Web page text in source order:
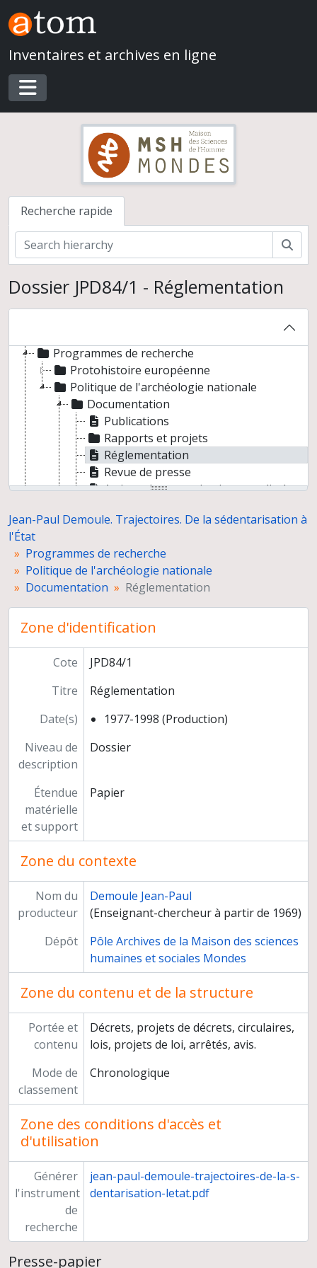
Skip to main content
Inventaires et archives en ligne
Toggle navigation
Recherche rapide
Dossier JPD84/1 - Réglementation
Jean-Paul Demoule. Trajectoires. De la sédentarisation à l'État
Programmes de recherche
Protohistoire européenne
Politique de l'archéologie nationale
Documentation
Publications
Rapports et projets
Réglementation
Revue de presse
Actions des organisations syndicales et professionnelles
Travaux d'étudiants
Inspection de l'INRAP
Notes de réflexion
Politique de la recherche
Colloques et séminaires
Correspondance
Jean-Paul Demoule. Trajectoires. De la sédentarisation à
l'État
Programmes de recherche
Politique de l'archéologie nationale
Documentation
Réglementation
Zone d'identification
Cote
JPD84/1
Titre
Réglementation
Date(s)
1977-1998 (Production)
Niveau de
description
Dossier
Étendue
matérielle
et support
Papier
Zone du contexte
Nom du
producteur
Demoule Jean-Paul
(Enseignant-chercheur à partir de 1969)
Dépôt
Pôle Archives de la Maison des sciences
humaines et sociales Mondes
Zone du contenu et de la structure
Portée et
contenu
Décrets, projets de décrets, circulaires,
lois, projets de loi, arrêtés, avis.
Mode de
classement
Chronologique
Zone des conditions d'accès et
d'utilisation
Générer
l'instrument
de
recherche
jean-paul-demoule-trajectoires-de-la-s-
dentarisation-letat.pdf
Presse-papier